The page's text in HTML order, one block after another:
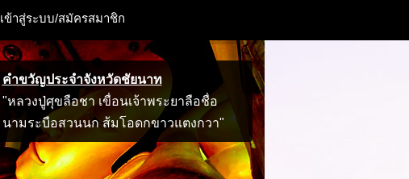
เข้าสู่ระบบ/สมัครสมาชิก
คำขวัญประจำจังหวัดชัยนาท
"หลวงปู่ศุขลือชา เขื่อนเจ้าพระยาลือชื่อ
นามระบือสวนนก ส้มโอดกขาวแตงกวา"